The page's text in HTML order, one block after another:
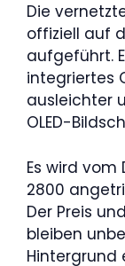
Die
offiziell auf
aufgeführt.
integriertes
ausleichter
OLED-
Es wird vom
2800
Der Preis
bleiben
Hintergrund